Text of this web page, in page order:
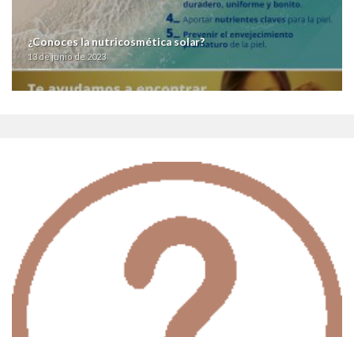
¿Conoces la nutricosmética solar?
13 de junio de 2023